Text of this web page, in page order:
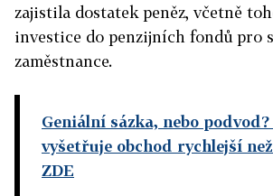
zajistila dostatek peněz, včetně
investice do penzijních fondů pro
zaměstnance.
Geniální sázka, nebo
vyšetřuje obchod rychlejší
ZDE